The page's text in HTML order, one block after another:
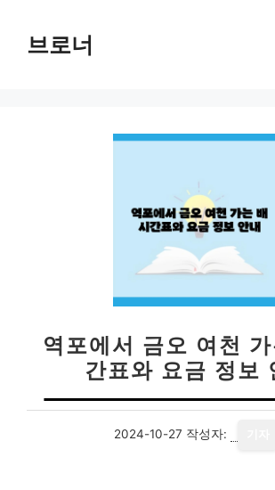
브로너
역포에서 금오 여천 가
간표와 요금 정보
2024-10-27 작성자: